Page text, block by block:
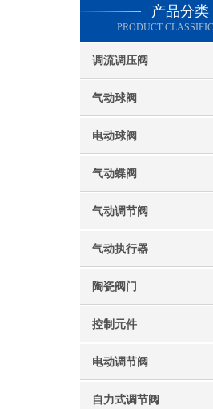
产品分类
PRODUCT
调流调压阀
气动球阀
电动球阀
气动蝶阀
气动调节阀
气动执行器
陶瓷阀门
控制元件
电动调节阀
自力式调节阀